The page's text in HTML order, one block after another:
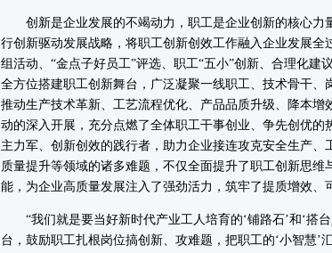
创新是企业发展的不竭动力，职工是企业创新的核心力
行创新驱动发展战略，将职工创新创效工作融入企业发展全
组活动、“金点子好员工”评选、职工“五小”创新、合理化建
全方位搭建职工创新舞台，广泛凝聚一线职工、技术骨干、
推动生产技术革新、工艺流程优化、产品品质升级、降本增
动的深入开展，充分点燃了全体职工干事创业、争先创优的
主力军、创新创效的践行者，助力企业接连攻克安全生产、
质量提升等领域的诸多难题，不仅全面提升了职工创新思维
能，为企业高质量发展注入了强劲活力，筑牢了提质增效、
“我们就是要当好新时代产业工人培育的‘铺路石’和‘搭
台，鼓励职工扎根岗位搞创新、攻难题，把职工的‘小智慧’